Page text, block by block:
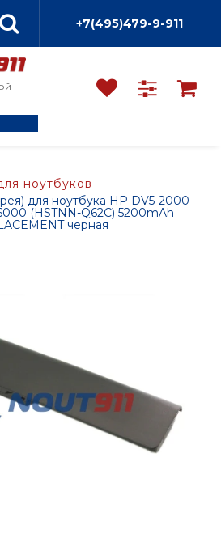
+7(495)479-9-911
ноутбуков
для ноутбука HP DV5-2000
(HSTNN-Q62C) 5200mAh
черная